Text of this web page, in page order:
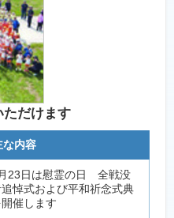
ただけます
な内容
23日は慰霊の日 全戦没
悼式および平和祈念式典
開催します